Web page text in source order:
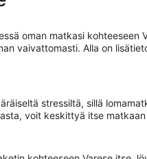
oman matkasi kohteeseen
vaivattomasti. Alla on
stressiltä, sillä
voit keskittyä itse